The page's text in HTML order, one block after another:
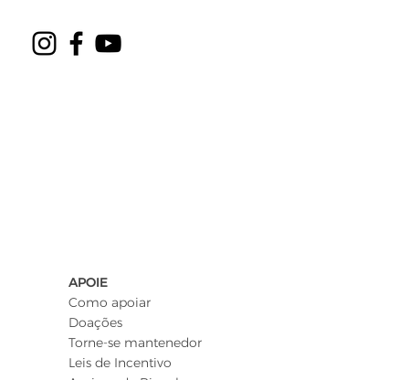
APOIE
Como apoiar
Doações
Torne-se mantenedor
Leis de Incentivo